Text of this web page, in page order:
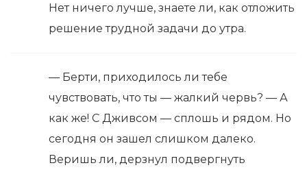
Нет ничего лучше, знаете ли, как отложить
решение трудной задачи до утра.
— Берти, приходилось ли тебе
чувствовать, что ты — жалкий червь? — А
как же! С Дживсом — сплошь и рядом. Но
сегодня он зашел слишком далеко.
Веришь ли, дерзнул подвергнуть